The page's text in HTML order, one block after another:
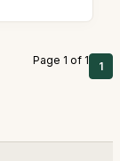
Page 1 of 1 1